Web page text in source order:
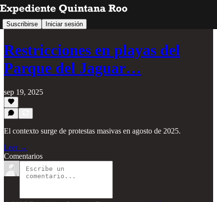
Suscribirse Iniciar sesión
Restricciones en playas del
Parque del Jaguar…
sep 19, 2025
El contexto surge de protestas masivas en agosto de 2025.
Leer →
Comentarios